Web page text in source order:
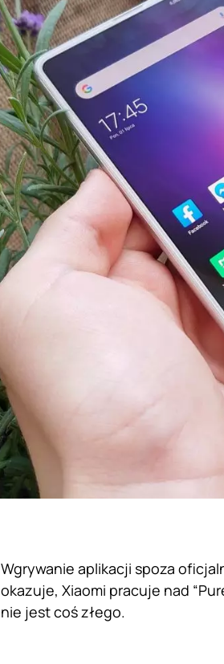
Wgrywanie aplikacji spoza
okazuje, Xiaomi pracuje nad
nie jest coś złego.